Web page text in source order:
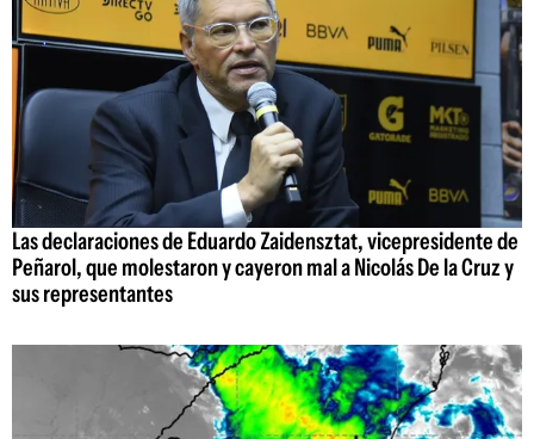
Las declaraciones de Eduardo Zaidensztat, vicepresidente de
Peñarol, que molestaron y cayeron mal a Nicolás De la Cruz y
sus representantes